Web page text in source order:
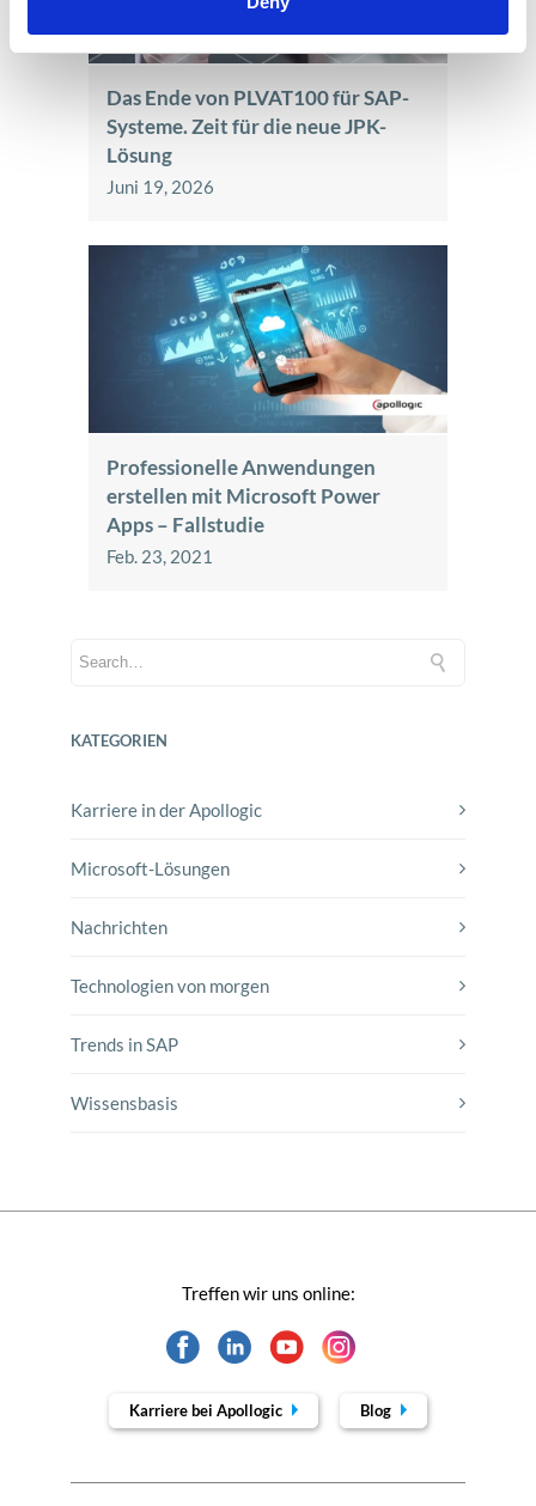
Das Ende von PLVAT100 für SAP-
Systeme. Zeit für die neue JPK-
Lösung
Juni 19, 2026
Professionelle Anwendungen
erstellen mit Microsoft Power
Apps – Fallstudie
Feb. 23, 2021
KATEGORIEN
Karriere in der Apollogic
Microsoft-Lösungen
Nachrichten
Technologien von morgen
Trends in SAP
Wissensbasis
Treffen wir uns online:
Karriere bei Apollogic Blog